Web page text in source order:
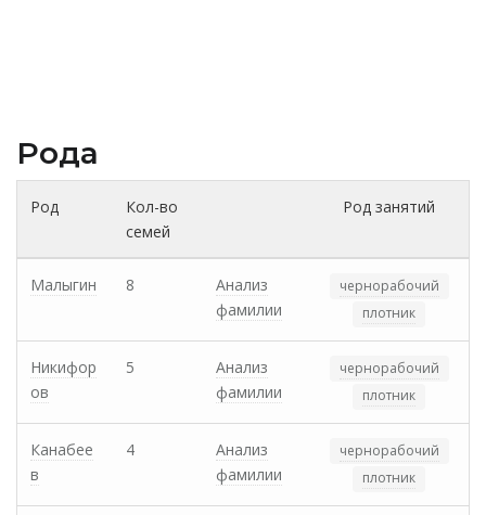
Рода
Род
Кол-во
семей
Род занятий
Малыгин 8
Анализ
фамилии
чернорабочий
плотник
Никифор
ов
5
Анализ
фамилии
чернорабочий
плотник
Канабее
в
4
Анализ
фамилии
чернорабочий
плотник